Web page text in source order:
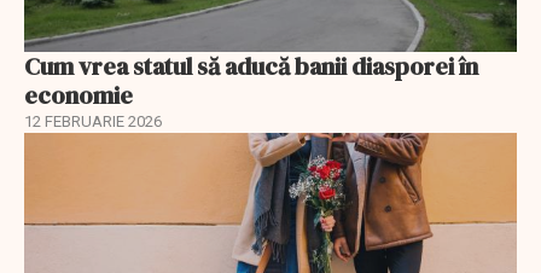
Cum vrea statul să aducă banii diasporei în
economie
12 FEBRUARIE 2026